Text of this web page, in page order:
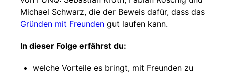
Michael Schwarz, die der Beweis dafür, dass das
Gründen mit Freunden gut laufen kann.
In dieser Folge erfährst du:
welche Vorteile es bringt, mit Freunden zu